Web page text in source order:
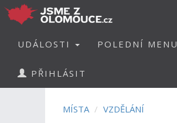
UDÁLOSTI POLEDNÍ MENU
PŘIHLÁSIT
MÍSTA VZDĚLÁNÍ